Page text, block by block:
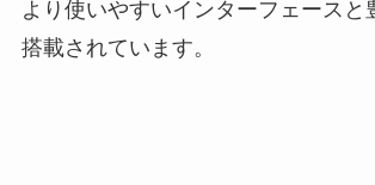
より使いやすいインターフェースと
搭載されています。